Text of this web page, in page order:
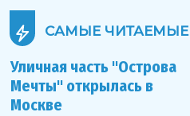
САМЫЕ ЧИТАЕМЫЕ
Уличная часть "Острова
Мечты" открылась в
Москве